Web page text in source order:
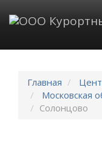
Главная
Московская
Солонцово